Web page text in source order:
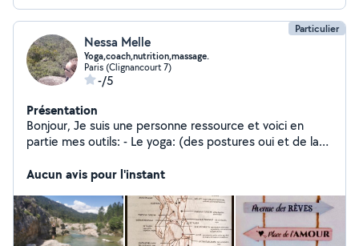
Particulier
Nessa Melle
Yoga,coach,nutrition,massage.
Paris (Clignancourt 7)
-/5
Présentation
Bonjour, Je suis une personne ressource et voici en
partie mes outils: - Le yoga: (des postures oui et de la
positive) je suis spécialisée pour les débutants avec
yoga libérateur des traumatismes et restauratif (très
doux), je guide en m'adaptant pour que tous puisse
accéder à la force et la richesse de cet outil puissant. -
Aucun avis pour l'instant